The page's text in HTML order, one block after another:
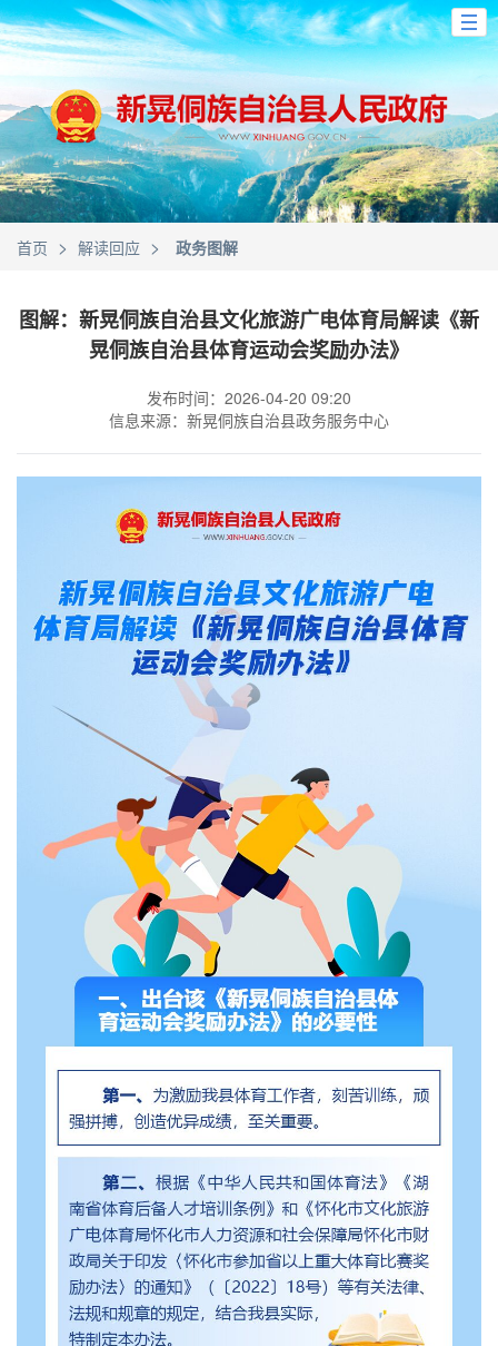
首页 > 解读回应 > 政务图解
图解：新晃侗族自治县文化旅游广电体育局解读《新
晃侗族自治县体育运动会奖励办法》
发布时间：2026-04-20 09:20
信息来源：新晃侗族自治县政务服务中心